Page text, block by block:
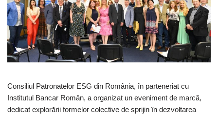
Consiliul Patronatelor ESG din România, în parteneriat cu
Institutul Bancar Român, a organizat un eveniment de marcă,
dedicat explorării formelor colective de sprijin în dezvoltarea